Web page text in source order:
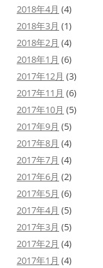
2018年4月 (4)
2018年3月 (1)
2018年2月 (4)
2018年1月 (6)
2017年12月 (3)
2017年11月 (6)
2017年10月 (5)
2017年9月 (5)
2017年8月 (4)
2017年7月 (4)
2017年6月 (2)
2017年5月 (6)
2017年4月 (5)
2017年3月 (5)
2017年2月 (4)
2017年1月 (4)